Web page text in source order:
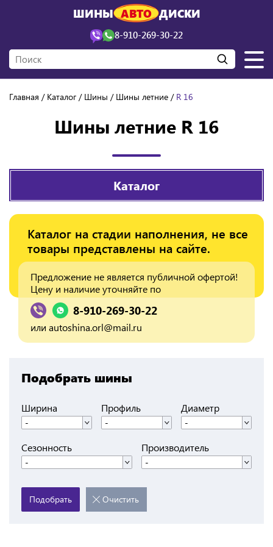
ШИНЫ АВТО ДИСКИ
8-910-269-30-22
Главная Каталог Шины Шины летние R 16
Шины летние R 16
Каталог
Каталог на стадии наполнения, не все
товары представлены на сайте.
Предложение не является публичной офертой!
Цену и наличие уточняйте по
8-910-269-30-22
или autoshina.orl@mail.ru
Подобрать шины
Ширина
-
Профиль
-
Диаметр
-
Сезонность
-
Производитель
-
Подобрать Очистить